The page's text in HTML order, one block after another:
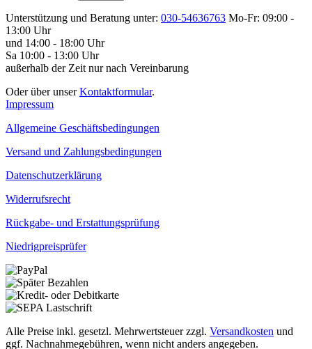
Unterstützung und Beratung unter: 030-54636763 Mo-Fr: 09:00 -
13:00 Uhr
und 14:00 - 18:00 Uhr
Sa 10:00 - 13:00 Uhr
außerhalb der Zeit nur nach Vereinbarung
Oder über unserKontaktformular.
Impressum
Allgemeine Geschäftsbedingungen
Versand und Zahlungsbedingungen
Datenschutzerklärung
Widerrufsrecht
Rückgabe- und Erstattungsprüfung
Niedrigpreisprüfer
Alle Preise inkl. gesetzl. Mehrwertsteuer zzgl. Versandkosten und
ggf. Nachnahmegebühren, wenn nicht anders angegeben.